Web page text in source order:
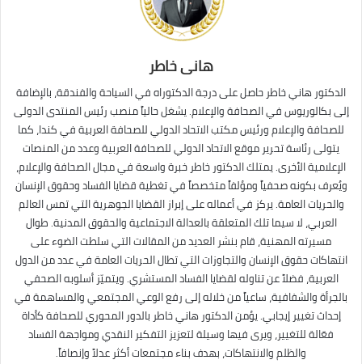
هانى خاطر
الدكتور هاني خاطر حاصل على درجة الدكتوراه في السياحة والفندقة، بالإضافة
إلى بكالوريوس في الصحافة والإعلام. يشغل حالياً منصب رئيس المنتدى الدولى
للصحافة والإعلام ورئيس مكتب الاتحاد الدولي للصحافة العربية في كندا، كما
يتولى رئاسة تحرير موقع الاتحاد الدولي للصحافة العربية وعدد من المنصات
الإعلامية الأخرى. يمتلك الدكتور خاطر خبرة واسعة في مجال الصحافة والإعلام،
ويُعرف بكونه صحفياً ومؤلفاً متخصصاً في تغطية قضايا الفساد وحقوق الإنسان
والحريات العامة. يركز في أعماله على إبراز القضايا الجوهرية التي تمس العالم
العربي، لا سيما تلك المتعلقة بالعدالة الاجتماعية والحقوق المدنية. طوال
مسيرته المهنية، قام بنشر العديد من المقالات التي سلطت الضوء على
انتهاكات حقوق الإنسان والتجاوزات التي تطال الحريات العامة في عدد من الدول
العربية، فضلاً عن تناوله لقضايا الفساد المستشري. ويتميّز أسلوبه الصحفي
بالجرأة والشفافية، ساعياً من خلاله إلى رفع الوعي المجتمعي والمساهمة في
إحداث تغيير إيجابي. يؤمن الدكتور هاني خاطر بالدور المحوري للصحافة كأداة
فعّالة للتغيير، ويرى فيها وسيلة لتعزيز التفكير النقدي ومواجهة الفساد
والظلم والانتهاكات، بهدف بناء مجتمعات أكثر عدلاً وإنصافاً.